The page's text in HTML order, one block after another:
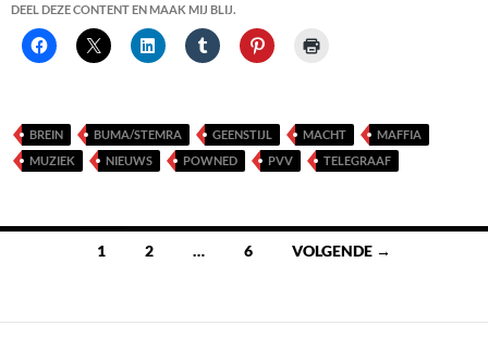
DEEL DEZE CONTENT EN MAAK MIJ BLIJ.
BREIN BUMA/STEMRA GEENSTIJL MACHT
MAFFIA
MUZIEK
NIEUWS POWNED PVV TELEGRAAF
Berichten
1 2 … 6 VOLGENDE →